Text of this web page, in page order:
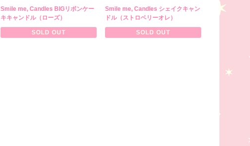
Smile me, Candles BIGリボンケー
キキャンドル（ローズ）
SOLD OUT
Smile me, Candles シェイクキャン
ドル（ストロベリーオレ）
SOLD OUT